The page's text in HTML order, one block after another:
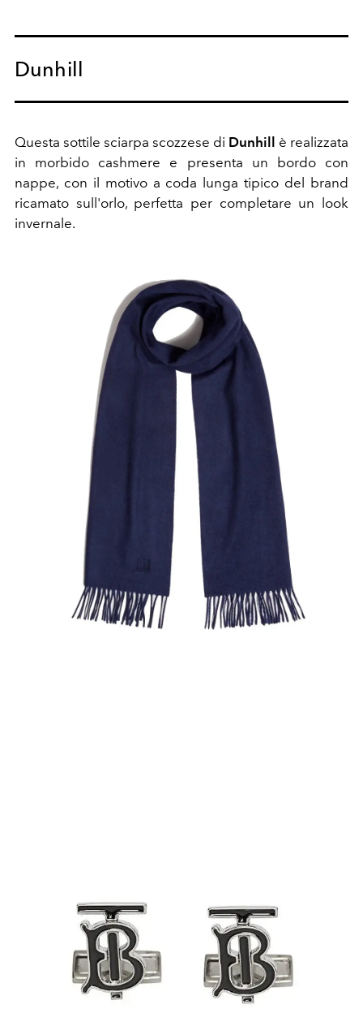
Dunhill
Questa sottile sciarpa scozzese di Dunhill è realizzata
in morbido cashmere e presenta un bordo con
nappe, con il motivo a coda lunga tipico del brand
ricamato sull'orlo, perfetta per completare un look
invernale.